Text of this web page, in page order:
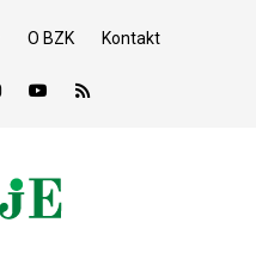
O BZK Kontakt